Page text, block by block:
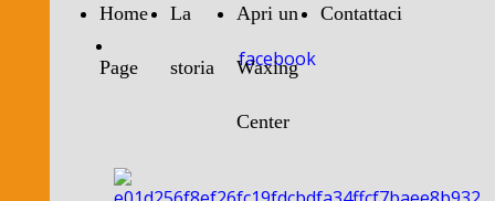
facebook
Home
Page
La
storia
Apri un
Waxing
Center
Contattaci